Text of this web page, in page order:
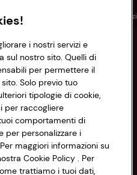
i nostri servizi e
sul nostro sito. Quelli di
per permettere il
Solo previo tuo
tipologie di cookie,
per raccogliere
comportamenti di
per personalizzare i
maggiori informazioni su
Cookie Policy . Per
trattiamo i tuoi dati,